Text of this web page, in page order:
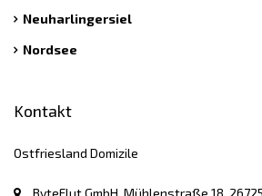
Neuharlingersiel
Nordsee
Kontakt
Ostfriesland Domizile
ByteFlut GmbH, Mühlenstraße 18,